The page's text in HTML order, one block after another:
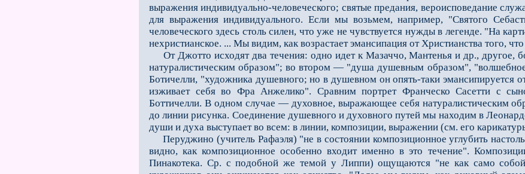
выражения индивидуально-человеческого; святые предания, вероисповедание
для выражения индивидуального. Если мы возьмем, например, "Святого
человеческого здесь столь силен, что уже не чувствуется нужды в легенде. "На
нехристианское. ... Мы видим, как возрастает эмансипация от Христианства того,
От Джотто исходят два течения: одно идет к Мазаччо, Мантенья и др.,
натуралистическим образом"; во втором — "душа душевным образом",
Ботичелли, "художника душевного; но в душевном он опять-таки эмансипируется
изживает себя во Фра Анжелико". Сравним портрет Франческо Сасетти с
Боттичелли. В одном случае — духовное, выражающее себя натуралистическим
до линии рисунка. Соединение душевного и духовного путей мы находим в
души и духа выступает во всем: в линии, композиции, выражении (см. его
Перуджино (учитель Рафаэля) "не в состоянии композиционное углубить
видно, как композиционное особенно входит именно в это течение".
Пинакотека. Ср. с подобной же темой у Липпи) ощущаются "не как само